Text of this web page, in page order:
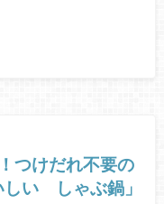
つけだれ不要の
しい しゃぶ鍋」